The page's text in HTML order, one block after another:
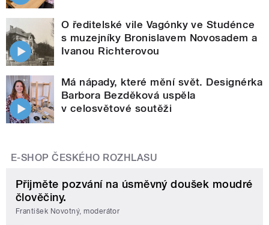
O ředitelské vile Vagónky ve Studénce
s muzejníky Bronislavem Novosadem a
Ivanou Richterovou
Má nápady, které mění svět. Designérka
Barbora Bezděková uspěla
v celosvětové soutěži
E-SHOP ČESKÉHO ROZHLASU
Přijměte pozvání na úsměvný doušek moudré
člověčiny.
František Novotný, moderátor